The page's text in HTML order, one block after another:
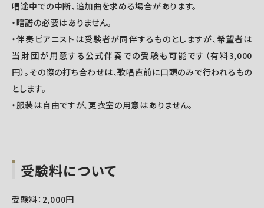
唱途中での中断、追加曲を求める場合があります。
・暗譜の必要はありません。
・伴奏ピアニストは受験者が同伴するものとしますが、希望者は
当財団が用意する公式伴奏での受験も可能です（有料3,000
円）。その際の打ち合わせは、歌唱直前に口頭のみで行われるもの
とします。
・服装は自由ですが、更衣室の用意はありません。
受験料について
受験料：2,000円